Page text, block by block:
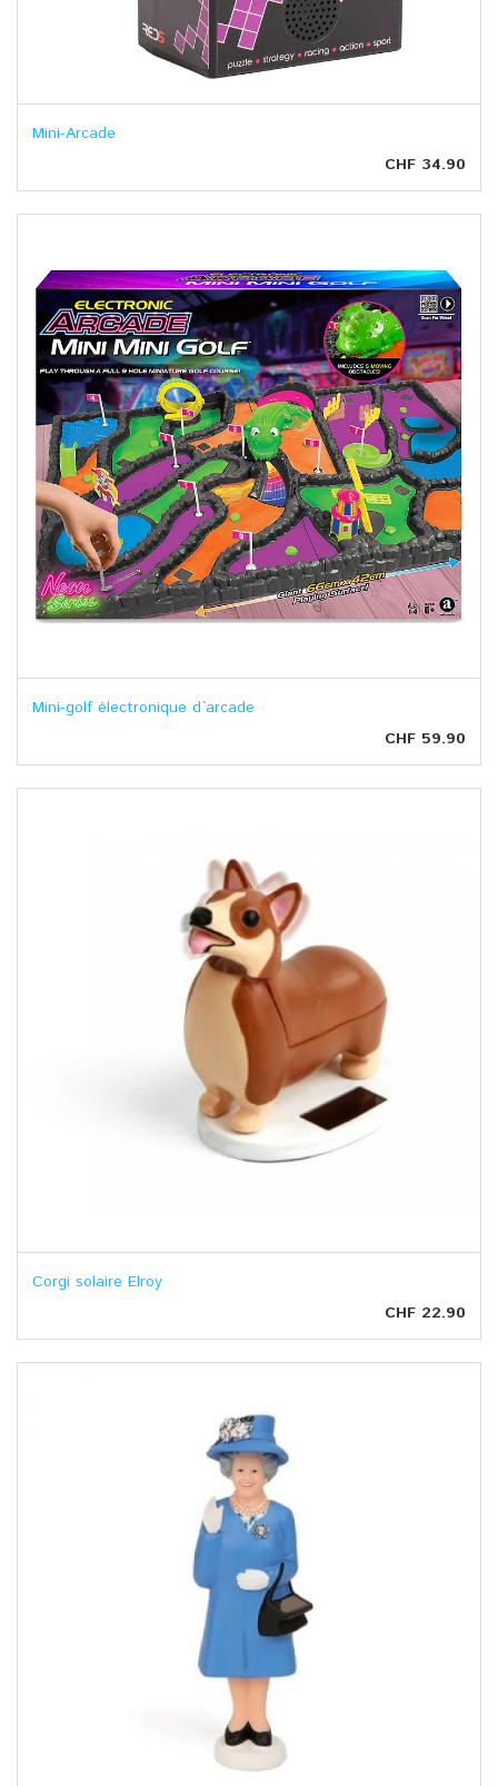
Mini-Arcade
CHF 34.90
Mini-golf électronique d`arcade
CHF 59.90
Corgi solaire Elroy
CHF 22.90